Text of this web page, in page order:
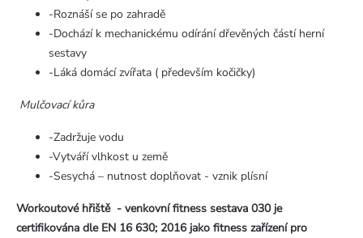
-Roznáší se po zahradě
-Dochází k mechanickému odírání dřevěných částí herní
sestavy
-Láká domácí zvířata ( především kočičky)
Mulčovací kůra
-Zadržuje vodu
-Vytváří vlhkost u země
-Sesychá – nutnost doplňovat - vznik plísní
Workoutové hřiště - venkovní fitness sestava 030 je
certifikována dle EN 16 630; 2016 jako fitness zařízení pro